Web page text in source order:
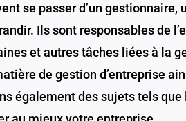
se passer d’un
Ils sont responsables de
et autres tâches liées à la
de gestion d’entreprise
également des sujets tels